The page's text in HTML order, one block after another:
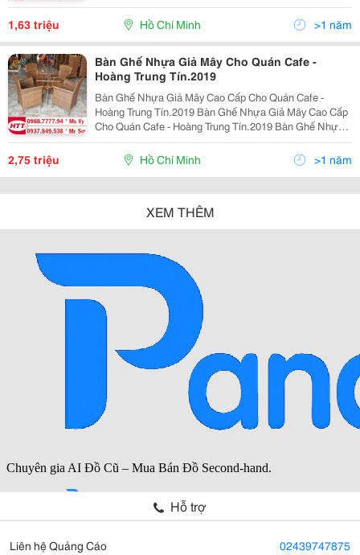
1,63 triệu Hồ Chí Minh >1 năm
Bàn Ghế Nhựa Giả Mây Cho Quán Cafe -
Hoàng Trung Tín.2019
Bàn Ghế Nhựa Giả Mây Cao Cấp Cho Quán Cafe -
Hoàng Trung Tín.2019 Bàn Ghế Nhựa Giả Mây Cao Cấp
Cho Quán Cafe - Hoàng Trung Tín.2019 Bàn Ghế Nhựa
Giả Mây Cao Cấp Cho Quán Cafe - Hoàng Trung
Tín.2019 Bàn Ghế Nhựa Giả Mây Cao Cấp Cho Quán
2,75 triệu Hồ Chí Minh >1 năm
XEM THÊM
Hỗ trợ
Liên hệ Quảng Cáo 02439747875